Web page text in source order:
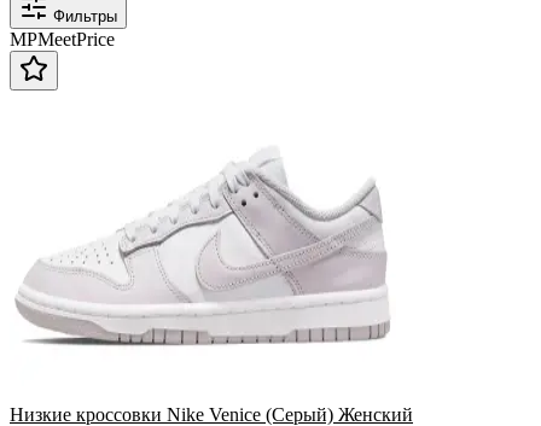
Фильтры
MPMeetPrice
Низкие кроссовки Nike Venice (Серый) Женский